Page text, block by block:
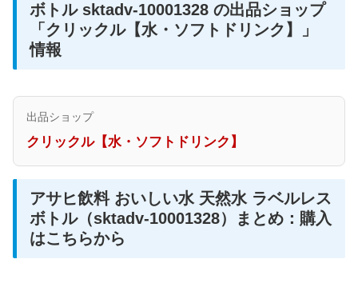
ボトル sktadv-10001328 の出品ショップ
「クリックル【水・ソフトドリンク】」
情報
出品ショップ
クリックル【水・ソフトドリンク】
アサヒ飲料 おいしい水 天然水 ラベルレス
ボトル（sktadv-10001328）まとめ：購入
はこちらから